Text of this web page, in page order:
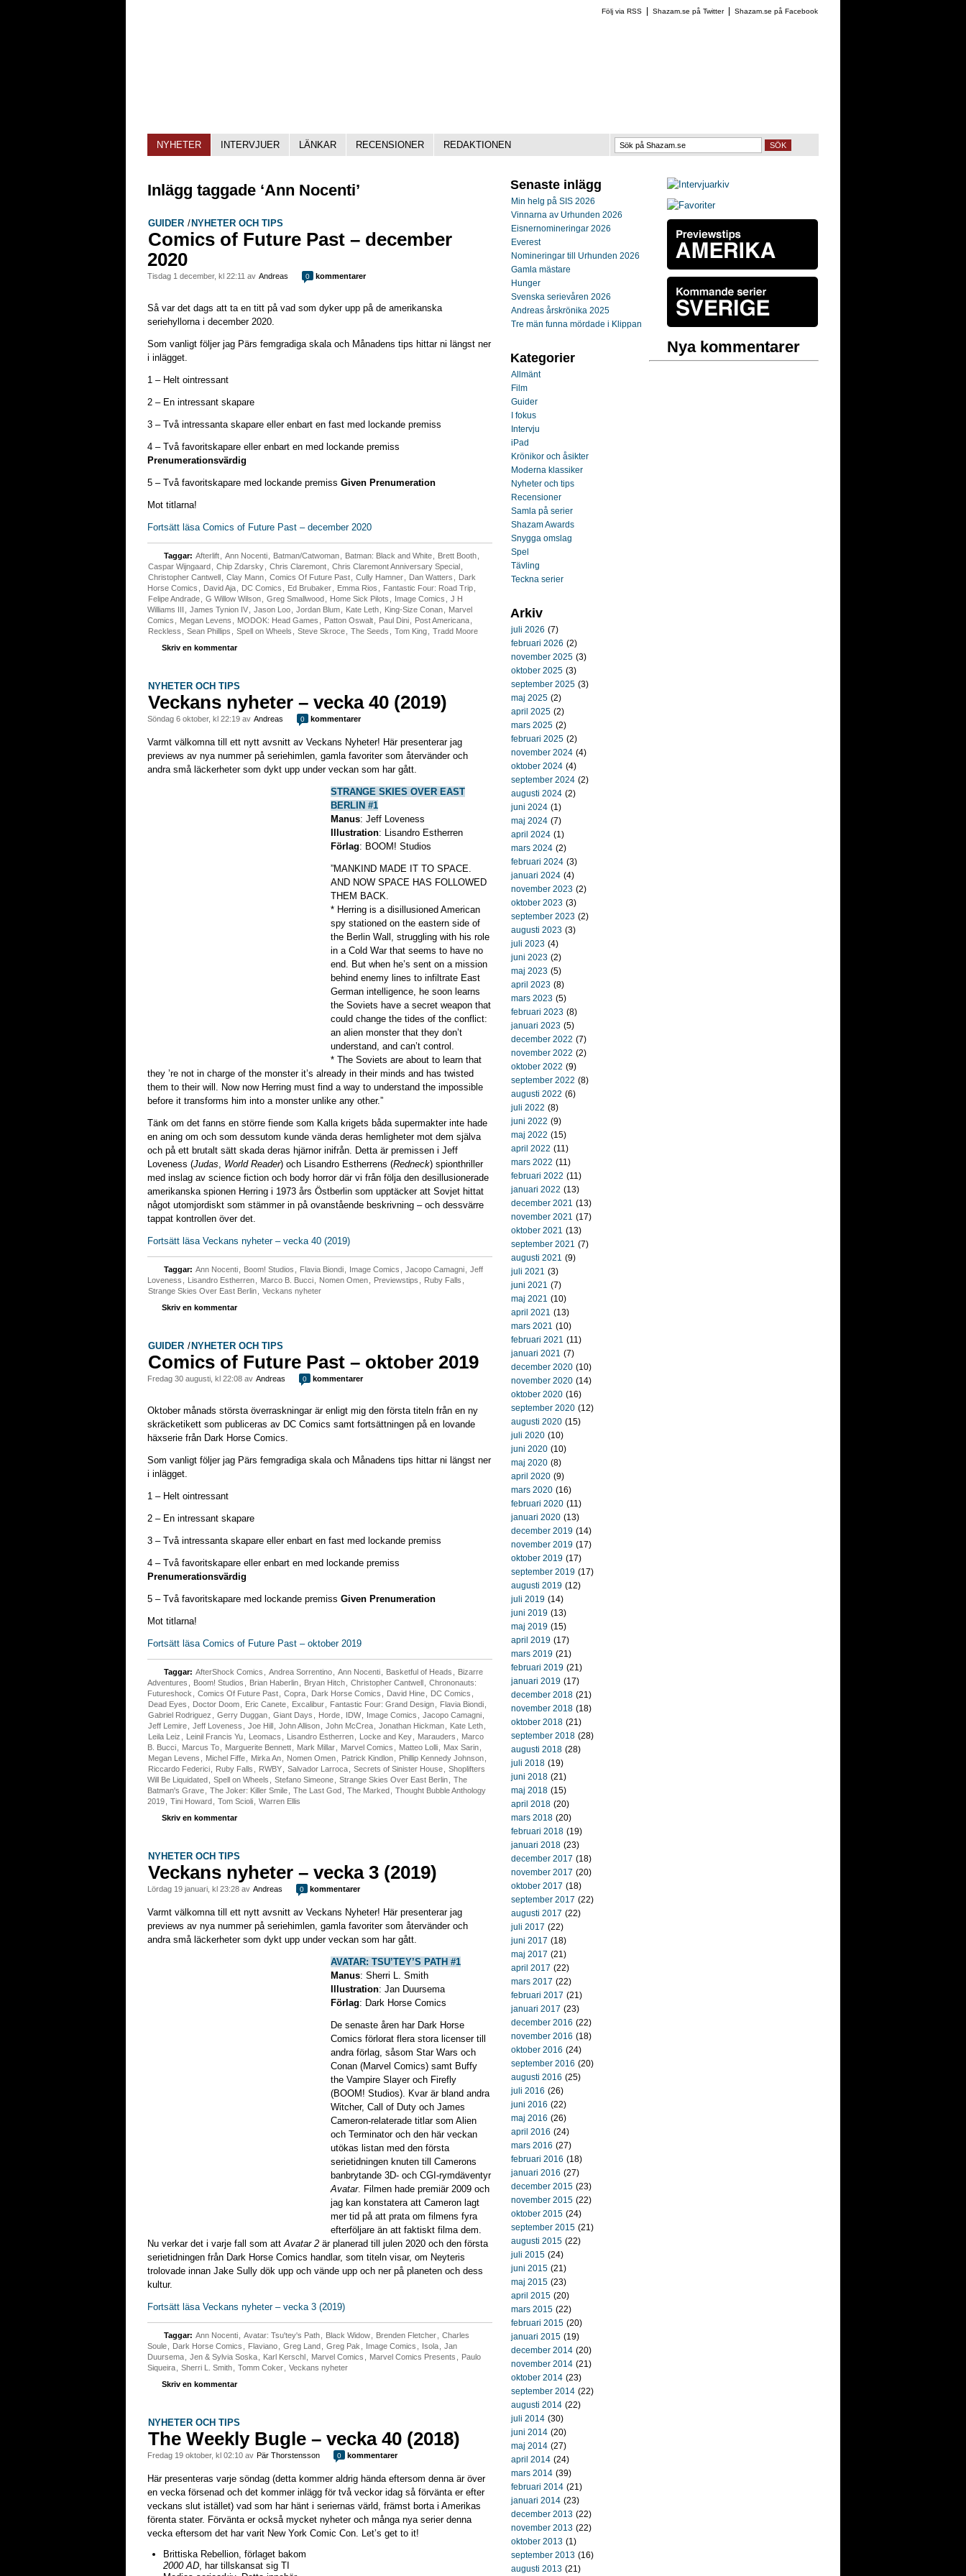
Shazam.se på Facebook
Shazam.se på Twitter
Följ via RSS
NYHETER INTERVJUER LÄNKAR RECENSIONER REDAKTIONEN SÖK
Inlägg taggade ‘Ann Nocenti’
GUIDER / NYHETER OCH TIPS
Comics of Future Past – december
2020
tisdag 1 december, kl 22:11 av Andreas 0 kommentarer
Så var det dags att ta en titt på vad som dyker upp på de amerikanska
seriehyllorna i december 2020.
Som vanligt följer jag Pärs femgradiga skala och Månadens tips hittar ni längst ner
i inlägget.
1 – Helt ointressant
2 – En intressant skapare
3 – Två intressanta skapare eller enbart en fast med lockande premiss
4 – Två favoritskapare eller enbart en med lockande premiss
Prenumerationsvärdig
5 – Två favoritskapare med lockande premiss Given Prenumeration
Mot titlarna!
Fortsätt läsa Comics of Future Past – december 2020
Taggar: Afterlift Ann Nocenti Batman/Catwoman Batman: Black and White Brett Booth
Caspar Wijngaard
Chip Zdarsky Chris Claremont Chris Claremont Anniversary Special
Christopher Cantwell
Clay Mann Comics Of Future Past Cully Hamner Dan Watters
Dark
Horse Comics
David Aja DC Comics Ed Brubaker Emma Rios Fantastic Four: Road Trip
Felipe Andrade
G Willow Wilson Greg Smallwood Home Sick Pilots Image Comics
J H
Williams III
James Tynion IV Jason Loo Jordan Blum Kate Leth King-Size Conan
Marvel
Comics
Megan Levens MODOK: Head Games Patton Oswalt Paul Dini Post Americana
Reckless
Sean Phillips Spell on Wheels Steve Skroce The Seeds Tom King
Tradd Moore
Skriv en kommentar
NYHETER OCH TIPS
Veckans nyheter – vecka 40 (2019)
söndag 6 oktober, kl 22:19 av Andreas 0 kommentarer
Varmt välkomna till ett nytt avsnitt av Veckans Nyheter! Här presenterar jag
previews av nya nummer på seriehimlen, gamla favoriter som återvänder och
andra små läckerheter som dykt upp under veckan som har gått.
STRANGE SKIES OVER EAST
BERLIN #1
Manus: Jeff Loveness
Illustration: Lisandro Estherren
Förlag: BOOM! Studios
”MANKIND MADE IT TO SPACE.
AND NOW SPACE HAS FOLLOWED
THEM BACK.
* Herring is a disillusioned American
spy stationed on the eastern side of
the Berlin Wall, struggling with his role
in a Cold War that seems to have no
end. But when he’s sent on a mission
behind enemy lines to infiltrate East
German intelligence, he soon learns
the Soviets have a secret weapon that
could change the tides of the conflict:
an alien monster that they don’t
understand, and can’t control.
* The Soviets are about to learn that
they ’re not in charge of the monster it’s already in their minds and has twisted
them to their will. Now now Herring must find a way to understand the impossible
before it transforms him into a monster unlike any other.”
Tänk om det fanns en större fiende som Kalla krigets båda supermakter inte hade
en aning om och som dessutom kunde vända deras hemligheter mot dem själva
och på ett brutalt sätt skada deras hjärnor inifrån. Detta är premissen i Jeff
Loveness (Judas, World Reader) och Lisandro Estherrens (Redneck) spionthriller
med inslag av science fiction och body horror där vi från följa den desillusionerade
amerikanska spionen Herring i 1973 års Östberlin som upptäcker att Sovjet hittat
något utomjordiskt som stämmer in på ovanstående beskrivning – och dessvärre
tappat kontrollen över det.
Fortsätt läsa Veckans nyheter – vecka 40 (2019)
Taggar: Ann Nocenti Boom! Studios Flavia Biondi Image Comics Jacopo Camagni
Jeff
Loveness
Lisandro Estherren Marco B. Bucci Nomen Omen Previewstips Ruby Falls
Strange Skies Over East Berlin
Veckans nyheter
Skriv en kommentar
GUIDER / NYHETER OCH TIPS
Comics of Future Past – oktober 2019
fredag 30 augusti, kl 22:08 av Andreas 0 kommentarer
Oktober månads största överraskningar är enligt mig den första titeln från en ny
skräcketikett som publiceras av DC Comics samt fortsättningen på en lovande
häxserie från Dark Horse Comics.
Som vanligt följer jag Pärs femgradiga skala och Månadens tips hittar ni längst ner
i inlägget.
1 – Helt ointressant
2 – En intressant skapare
3 – Två intressanta skapare eller enbart en fast med lockande premiss
4 – Två favoritskapare eller enbart en med lockande premiss
Prenumerationsvärdig
5 – Två favoritskapare med lockande premiss Given Prenumeration
Mot titlarna!
Fortsätt läsa Comics of Future Past – oktober 2019
Taggar: AfterShock Comics Andrea Sorrentino Ann Nocenti Basketful of Heads
Bizarre
Adventures
Boom! Studios Brian Haberlin Bryan Hitch Christopher Cantwell
Chrononauts:
Futureshock
Comics Of Future Past Copra Dark Horse Comics David Hine DC Comics
Dead Eyes
Doctor Doom Eric Canete Excalibur Fantastic Four: Grand Design Flavia Biondi
Gabriel Rodriguez
Gerry Duggan Giant Days Horde IDW Image Comics Jacopo Camagni
Jeff Lemire
Jeff Loveness Joe Hill John Allison John McCrea Jonathan Hickman Kate Leth
Leila Leiz
Leinil Francis Yu Leomacs Lisandro Estherren Locke and Key Marauders
Marco
B. Bucci
Marcus To Marguerite Bennett Mark Millar Marvel Comics Matteo Lolli Max Sarin
Megan Levens
Michel Fiffe Mirka An Nomen Omen Patrick Kindlon Phillip Kennedy Johnson
Riccardo Federici
Ruby Falls RWBY Salvador Larroca Secrets of Sinister House
Shoplifters
Will Be Liquidated
Spell on Wheels Stefano Simeone Strange Skies Over East Berlin
The
Batman's Grave
The Joker: Killer Smile The Last God The Marked
Thought Bubble Anthology
2019
Tini Howard Tom Scioli
Warren Ellis
Skriv en kommentar
NYHETER OCH TIPS
Veckans nyheter – vecka 3 (2019)
lördag 19 januari, kl 23:28 av Andreas 0 kommentarer
Varmt välkomna till ett nytt avsnitt av Veckans Nyheter! Här presenterar jag
previews av nya nummer på seriehimlen, gamla favoriter som återvänder och
andra små läckerheter som dykt upp under veckan som har gått.
AVATAR: TSU’TEY’S PATH #1
Manus: Sherri L. Smith
Illustration: Jan Duursema
Förlag: Dark Horse Comics
De senaste åren har Dark Horse
Comics förlorat flera stora licenser till
andra förlag, såsom Star Wars och
Conan (Marvel Comics) samt Buffy
the Vampire Slayer och Firefly
(BOOM! Studios). Kvar är bland andra
Witcher, Call of Duty och James
Cameron-relaterade titlar som Alien
och Terminator och den här veckan
utökas listan med den första
serietidningen knuten till Camerons
banbrytande 3D- och CGI-rymdäventyr
Avatar. Filmen hade premiär 2009 och
jag kan konstatera att Cameron lagt
mer tid på att prata om filmens fyra
efterföljare än att faktiskt filma dem.
Nu verkar det i varje fall som attAvatar 2 är planerad till julen 2020 och den första
serietidningen från Dark Horse Comics handlar, som titeln visar, om Neyteris
trolovade innan Jake Sully dök upp och vände upp och ner på planeten och dess
kultur.
Fortsätt läsa Veckans nyheter – vecka 3 (2019)
Taggar: Ann Nocenti Avatar: Tsu'tey's Path Black Widow Brenden Fletcher
Charles
Soule
Dark Horse Comics Flaviano Greg Land Greg Pak Image Comics Isola
Jan
Duursema
Jen & Sylvia Soska Karl Kerschl Marvel Comics Marvel Comics Presents
Paulo
Siqueira
Sherri L. Smith Tomm Coker
Veckans nyheter
Skriv en kommentar
NYHETER OCH TIPS
The Weekly Bugle – vecka 40 (2018)
fredag 19 oktober, kl 02:10 av Pär Thorstensson 0 kommentarer
Här presenteras varje söndag (detta kommer aldrig hända eftersom denna är över
en vecka försenad och det kommer inlägg för två veckor idag så förvänta er efter
veckans slut istället) vad som har hänt i seriernas värld, främst borta i Amerikas
förenta stater. Förvänta er också mycket nyheter och många nya serier denna
vecka eftersom det har varit New York Comic Con. Let’s get to it!
Brittiska Rebellion, förlaget bakom
2000 AD, har tillskansat sig TI
Senaste inlägg
Min helg på SIS 2026
Vinnarna av Urhunden 2026
Eisnernomineringar 2026
Everest
Nomineringar till Urhunden 2026
Gamla mästare
Hunger
Svenska serievåren 2026
Andreas årskrönika 2025
Tre män funna mördade i Klippan
Kategorier
Allmänt
Film
Guider
I fokus
Intervju
iPad
Krönikor och åsikter
Moderna klassiker
Nyheter och tips
Recensioner
Samla på serier
Shazam Awards
Snygga omslag
Spel
Tävling
Teckna serier
Arkiv
juli 2026 (7)
februari 2026 (2)
november 2025 (3)
oktober 2025 (3)
september 2025 (3)
maj 2025 (2)
april 2025 (2)
mars 2025 (2)
februari 2025 (2)
november 2024 (4)
oktober 2024 (4)
september 2024 (2)
augusti 2024 (2)
juni 2024 (1)
maj 2024 (7)
april 2024 (1)
mars 2024 (2)
februari 2024 (3)
januari 2024 (4)
november 2023 (2)
oktober 2023 (3)
september 2023 (2)
augusti 2023 (3)
juli 2023 (4)
juni 2023 (2)
maj 2023 (5)
april 2023 (8)
mars 2023 (5)
februari 2023 (8)
januari 2023 (5)
december 2022 (7)
november 2022 (2)
oktober 2022 (9)
september 2022 (8)
augusti 2022 (6)
juli 2022 (8)
juni 2022 (9)
maj 2022 (15)
april 2022 (11)
mars 2022 (11)
februari 2022 (11)
januari 2022 (13)
december 2021 (13)
november 2021 (17)
oktober 2021 (13)
september 2021 (7)
augusti 2021 (9)
juli 2021 (3)
juni 2021 (7)
maj 2021 (10)
april 2021 (13)
mars 2021 (10)
februari 2021 (11)
januari 2021 (7)
december 2020 (10)
november 2020 (14)
oktober 2020 (16)
september 2020 (12)
augusti 2020 (15)
juli 2020 (10)
juni 2020 (10)
maj 2020 (8)
april 2020 (9)
mars 2020 (16)
februari 2020 (11)
januari 2020 (13)
december 2019 (14)
november 2019 (17)
oktober 2019 (17)
september 2019 (17)
augusti 2019 (12)
juli 2019 (14)
juni 2019 (13)
maj 2019 (15)
april 2019 (17)
mars 2019 (21)
februari 2019 (21)
januari 2019 (17)
december 2018 (21)
november 2018 (18)
oktober 2018 (21)
september 2018 (28)
augusti 2018 (28)
juli 2018 (19)
juni 2018 (21)
maj 2018 (15)
april 2018 (20)
mars 2018 (20)
februari 2018 (19)
januari 2018 (23)
december 2017 (18)
november 2017 (20)
oktober 2017 (18)
september 2017 (22)
augusti 2017 (22)
juli 2017 (22)
juni 2017 (18)
maj 2017 (21)
april 2017 (22)
mars 2017 (22)
februari 2017 (21)
januari 2017 (23)
december 2016 (22)
november 2016 (18)
oktober 2016 (24)
september 2016 (20)
augusti 2016 (25)
juli 2016 (26)
juni 2016 (22)
maj 2016 (26)
april 2016 (24)
mars 2016 (27)
februari 2016 (18)
januari 2016 (27)
december 2015 (23)
november 2015 (22)
oktober 2015 (24)
september 2015 (21)
augusti 2015 (22)
juli 2015 (24)
juni 2015 (21)
maj 2015 (23)
april 2015 (20)
mars 2015 (22)
februari 2015 (20)
januari 2015 (19)
december 2014 (20)
november 2014 (21)
oktober 2014 (23)
september 2014 (22)
augusti 2014 (22)
juli 2014 (30)
juni 2014 (20)
maj 2014 (27)
april 2014 (24)
mars 2014 (39)
februari 2014 (21)
januari 2014 (23)
december 2013 (22)
november 2013 (22)
oktober 2013 (1)
september 2013 (16)
augusti 2013 (21)
Nya kommentarer